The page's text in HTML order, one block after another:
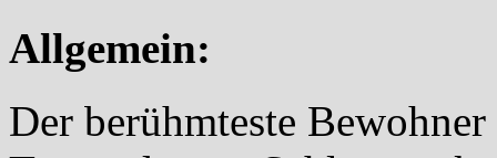
Allgemein:
Der berühmteste